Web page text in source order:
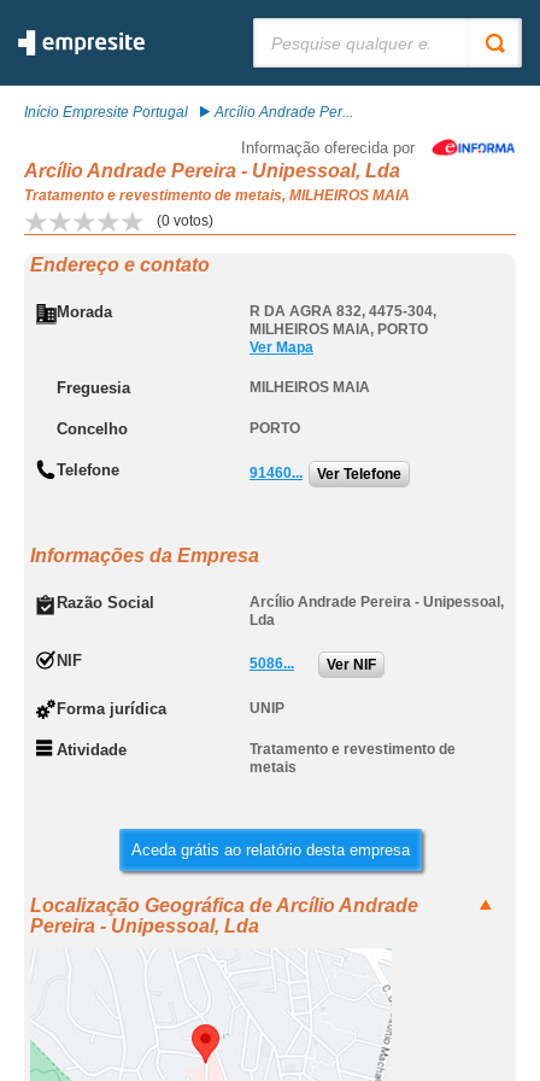
Início Empresite Portugal Arcílio Andrade Per...
Informação oferecida por
Arcílio Andrade Pereira - Unipessoal, Lda
Tratamento e revestimento de metais, MILHEIROS MAIA
(0 votos)
Endereço e contato
Morada R DA AGRA 832, 4475-304,
MILHEIROS MAIA, PORTO
Ver Mapa
Freguesia MILHEIROS MAIA
Concelho PORTO
Telefone 91460... Ver Telefone
Informações da Empresa
Razão Social
Arcílio Andrade Pereira - Unipessoal,
Lda
NIF 5086... Ver NIF
Forma jurídica UNIP
Atividade
Tratamento e revestimento de
metais
Aceda grátis ao relatório desta empresa
Localização Geográfica de Arcílio Andrade
Pereira - Unipessoal, Lda